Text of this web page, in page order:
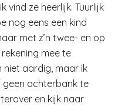
vind ze heerlijk. Tuurlijk
nog eens een kind
met z’n twee- en op
mee te
niet aardig, maar ik
geen achterbank te
en kijk naar